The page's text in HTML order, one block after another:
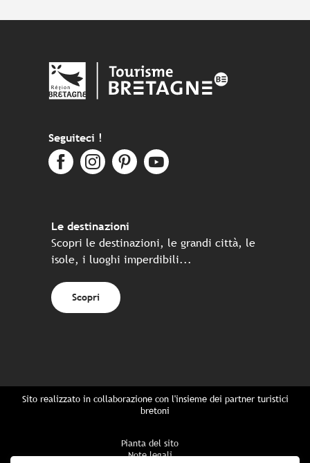
Seguiteci !
Le destinazioni
Scopri le destinazioni, le grandi città, le
isole, i luoghi imperdibili...
Scopri
Sito realizzato in collaborazione con l'insieme dei partner turistici
bretoni
Pianta del sito
Note legali